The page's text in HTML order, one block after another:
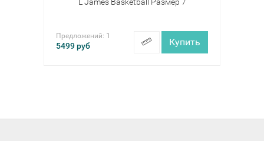
Предложений: 1
5499руб Купить